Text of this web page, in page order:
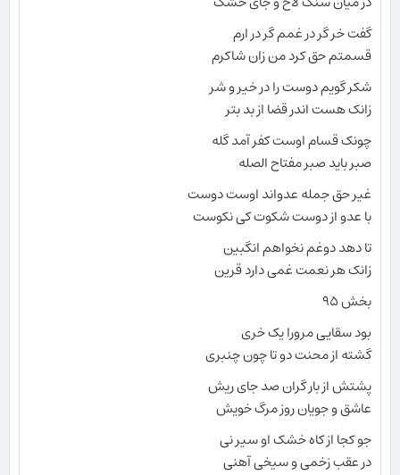
گفت خر گر در غمم گر در ارم
قسمتم حق کرد من زان شاکرم
شکر گویم دوست را در خیر و شر
زانک هست اندر قضا از بد بتر
چونک قسام اوست کفر آمد گله
صبر باید صبر مفتاح الصله
غیر حق جمله عدواند اوست دوست
با عدو از دوست شکوت کی نکوست
تا دهد دوغم نخواهم انگبین
زانک هر نعمت غمی دارد قرین
بخش ۹۵
بود سقایی مرورا یک خری
گشته از محنت دو تا چون چنبری
پشتش از بار گران صد جای ریش
عاشق و جویان روز مرگ خویش
جو کجا از کاه خشک او سیر نی
در عقب زخمی و سیخی آهنی